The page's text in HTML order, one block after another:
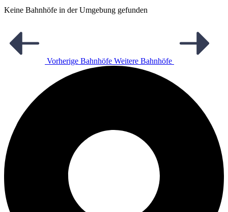
Keine Bahnhöfe in der Umgebung gefunden
Vorherige Bahnhöfe Weitere Bahnhöfe